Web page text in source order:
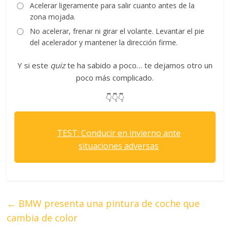
Acelerar ligeramente para salir cuanto antes de la
zona mojada.
No acelerar, frenar ni girar el volante. Levantar el pie
del acelerador y mantener la dirección firme.
Y si este quizte ha sabido a poco… te dejamos otro un
poco más complicado.
👇👇👇
TEST: Conducir en invierno ante
situaciones adversas
← BMW presenta una pintura de coche que
cambia de color